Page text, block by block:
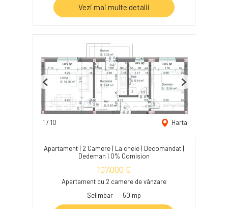
Vezi mai multe detalii
1 / 10 Harta
Previous Next
Apartament | 2 Camere | La cheie | Decomandat |
Dedeman | 0% Comision
107,000 €
Apartament cu 2 camere de vânzare
Selimbar
50 mp